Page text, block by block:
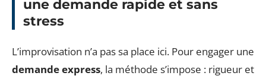
une demande rapide et sans
stress
L’improvisation n’a pas sa place ici. Pour engager une
demande express, la méthode s’impose : rigueur et